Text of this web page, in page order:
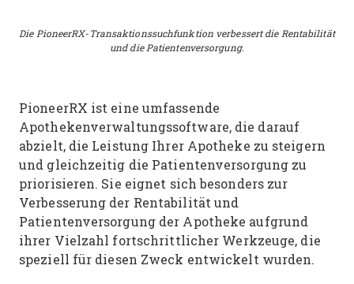
Die PioneerRX-Transaktionssuchfunktion verbessert die Rentabilität
und die Patientenversorgung.
PioneerRX ist eine umfassende
Apothekenverwaltungssoftware, die darauf
abzielt, die Leistung Ihrer Apotheke zu steigern
und gleichzeitig die Patientenversorgung zu
priorisieren. Sie eignet sich besonders zur
Verbesserung der Rentabilität und
Patientenversorgung der Apotheke aufgrund
ihrer Vielzahl fortschrittlicher Werkzeuge, die
speziell für diesen Zweck entwickelt wurden.